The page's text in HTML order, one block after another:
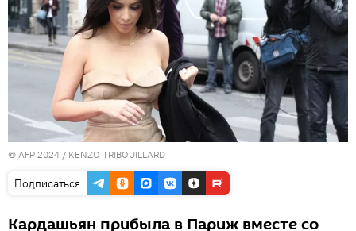
© AFP 2024 / KENZO TRIBOUILLARD
Подписаться
Кардашьян прибыла в Париж вместе со